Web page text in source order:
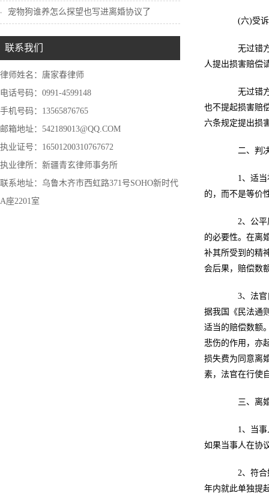
宠物狗谁养怎么探望也写进离婚协议了
联系我们
律师姓名：唐家春律师
电话号码：0991-4599148
手机号码：13565876765
邮箱地址：542189013@QQ.COM
执业证号：16501200310767672
执业律所：新疆青玄律师事务所
联系地址：乌鲁木齐市西虹路371号SOHO新时代
A座2201室
(六)受诉
无过错方
人提出损害赔偿
无过错方
也不提起损害赔
六条规定提出损
二、判决
1、适当补
的，而不是等价
2、公平原
的必要性。在离
补其所受到的精
会后果，赔偿数
3、法官自
据我国《民法通
适当的赔偿数额
悲伤的作用，亦
损失费为同意离
素，法官在行使
三、离婚
1、当事人
如果当事人在协
2、符合婚
年内就此单独提